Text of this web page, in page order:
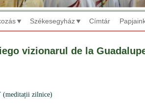
Székesegyház Címtár
vizionarul de la
zilnice)